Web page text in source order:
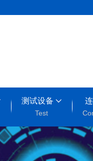
测试设备
Test